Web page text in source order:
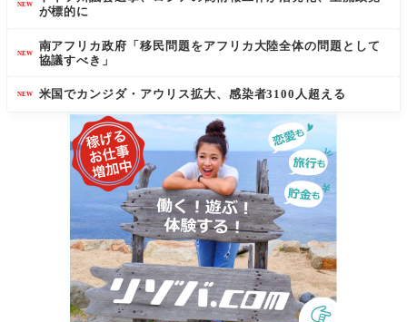
NEW
が標的に
NEW
南アフリカ政府「移民問題をアフリカ大陸全体の問題として
協議すべき」
NEW 米国でカンジダ・アウリス拡大、感染者3100人超える